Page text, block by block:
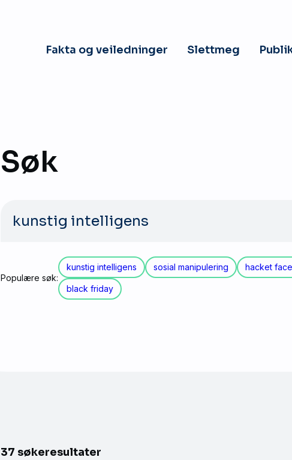
Fakta og veiledninger Slettmeg
Søk
etter:
Populære søk:
kunstig intelligens sosial manipulering hacket
black friday
37 søkeresultater